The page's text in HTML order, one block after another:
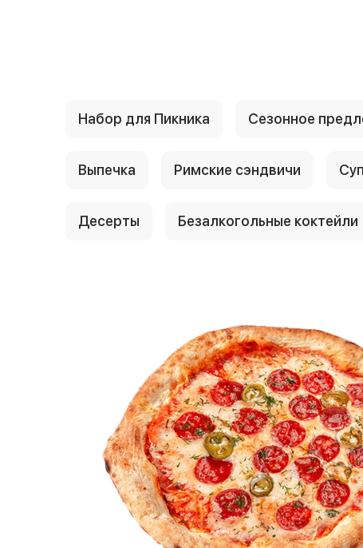
Набор для Пикника Сезонное
Выпечка Римские сэндвичи
Десерты Безалкогольные коктейли